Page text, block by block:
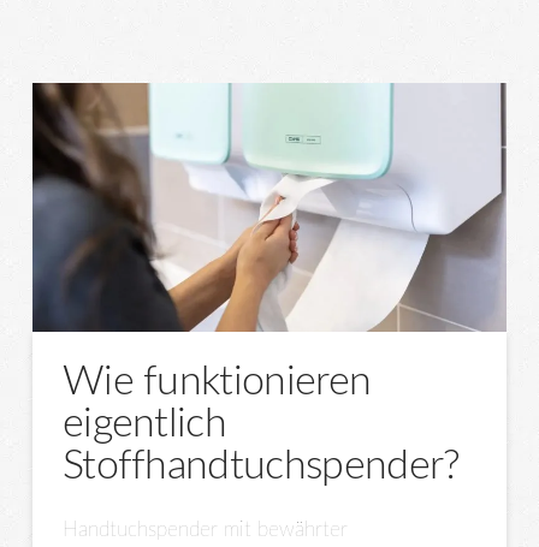
Wie funktionieren
eigentlich
Stoffhandtuchspender?
Handtuchspender mit bewährter